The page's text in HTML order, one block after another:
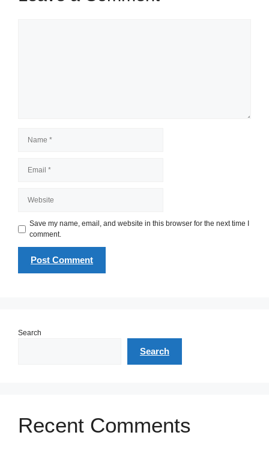
Save my name, email, and website in this browser for the next time I
comment.
Search
Search
Recent Comments